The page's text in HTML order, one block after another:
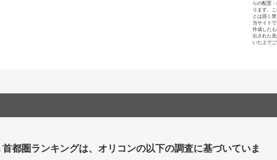
らの配置
ります。
とは固く禁
当サイト
作成した
出された
いた上でご
首都圏ランキングは、オリコンの以下の調査に基づいていま